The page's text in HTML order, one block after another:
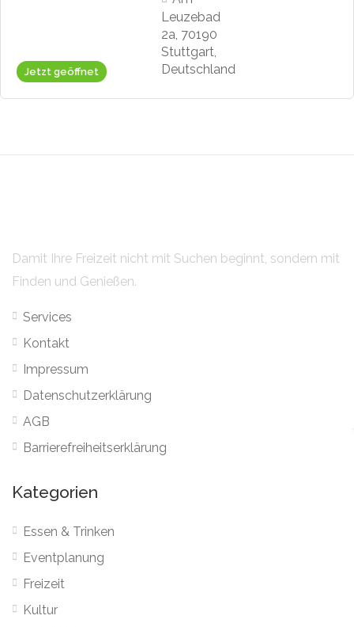
Jetzt geöffnet
Leuzebad
2a, 70190
Stuttgart,
Deutschland
Damit Ihre Freizeit nicht mit Suchen beginnt, sondern mit
Finden und Genießen.
Services
Kontakt
Impressum
Datenschutzerklärung
AGB
Barrierefreiheitserklärung
Kategorien
Essen & Trinken
Eventplanung
Freizeit
Kultur